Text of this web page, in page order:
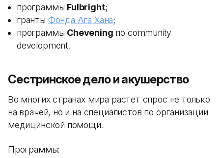
программы Fulbright;
гранты Фонда Ага Хана;
программы Chevening по community
development.
Сестринское дело и акушерство
Во многих странах мира растет спрос не только
на врачей, но и на специалистов по организации
медицинской помощи.
Программы: